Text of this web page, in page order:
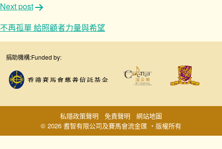
覽
Next post
不再孤單 給照顧者力量與希望
捐助機構:Funded by:
© 2026 耆智有限公司及賽馬會流金匯 ‧版權所有
私隱政策聲明 免責聲明 網站地圖